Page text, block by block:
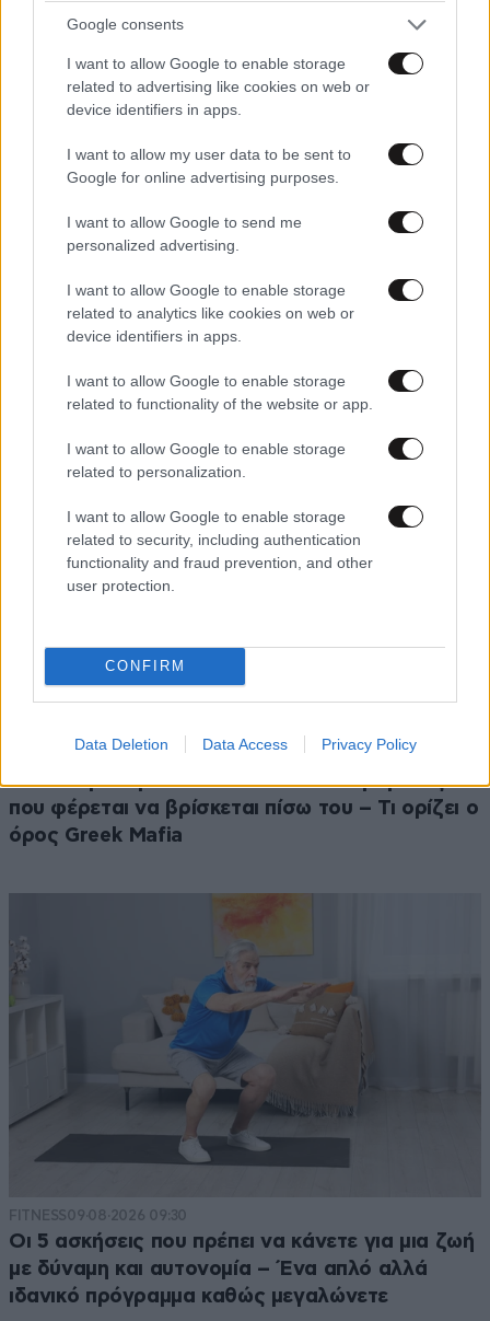
Google consents
I want to allow Google to enable storage
related to advertising like cookies on web or
device identifiers in apps.
I want to allow my user data to be sent to
Google for online advertising purposes.
I want to allow Google to send me
personalized advertising.
I want to allow Google to enable storage
related to analytics like cookies on web or
device identifiers in apps.
I want to allow Google to enable storage
related to functionality of the website or app.
I want to allow Google to enable storage
related to personalization.
I want to allow Google to enable storage
related to security, including authentication
functionality and fraud prevention, and other
user protection.
CONFIRM
Data Deletion Data Access Privacy Policy
09·08·2026 07:44
Η αυτοκρατορία του «Έντικ» και ο «μεγάλος»
που φέρεται να βρίσκεται πίσω του – Τι ορίζει ο
όρος Greek Mafia
FITNESS09·08·2026 09:30
Οι 5 ασκήσεις που πρέπει να κάνετε για μια ζωή
με δύναμη και αυτονομία – Ένα απλό αλλά
ιδανικό πρόγραμμα καθώς μεγαλώνετε